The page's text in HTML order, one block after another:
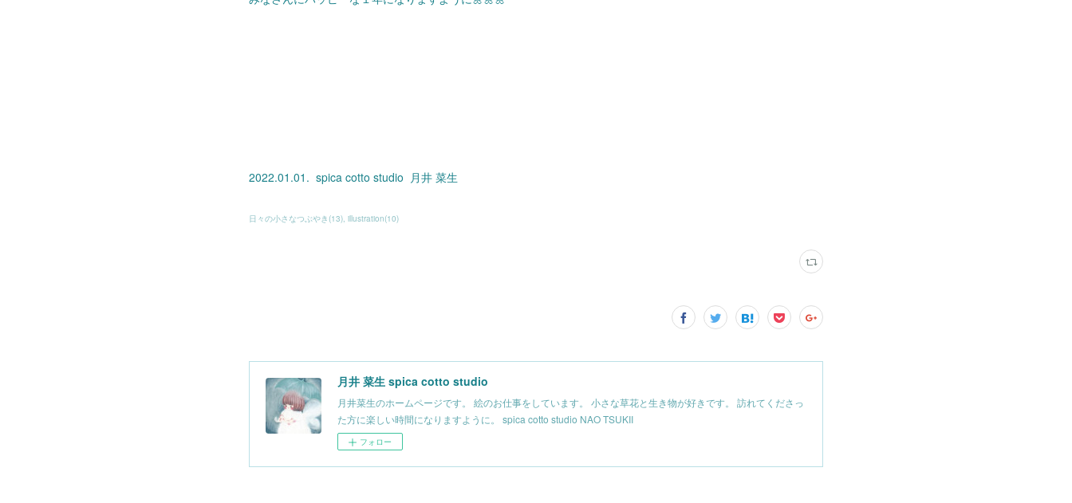
2022.01.01. spica cotto studio 月井 菜生
日々の小さなつぶやき(13) illustration(10)
月井 菜生 spica cotto studio
月井菜生のホームページです。 絵のお仕事をしています。 小さな草花と生き物が好きです。 訪れてくださっ
た方に楽しい時間になりますように。 spica cotto studio NAO TSUKII
フォロー